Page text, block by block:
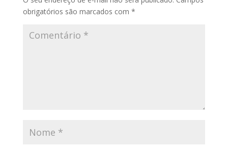
obrigatórios são marcados com *